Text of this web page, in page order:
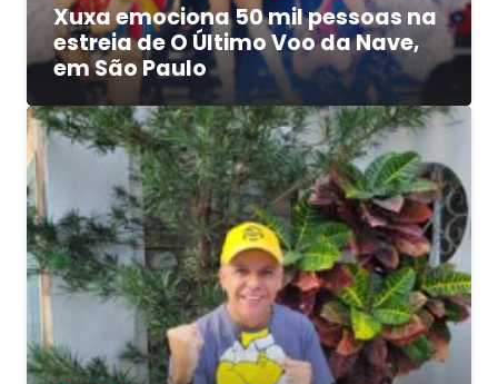
Xuxa emociona 50 mil pessoas na
estreia de O Último Voo da Nave,
em São Paulo